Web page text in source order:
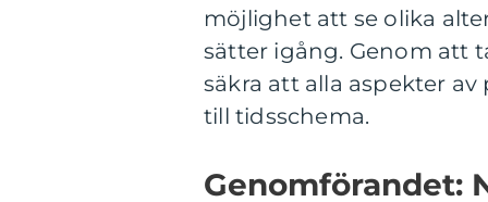
möjlighet att se olika
sätter igång. Genom att
säkra att alla aspekter
till tidsschema.
Genomförandet: